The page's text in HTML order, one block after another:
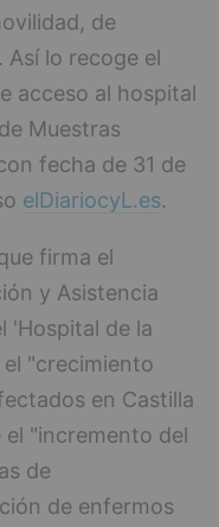
de
lo recoge el
acceso al hospital
Muestras
fecha de 31 de
elDiariocyL.es.
firma el
y Asistencia
'Hospital de la
el "crecimiento
en Castilla
el "incremento del
de
de enfermos